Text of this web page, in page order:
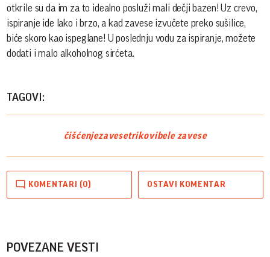
otkrile su da im za to idealno posluži mali dečji bazen! Uz crevo,
ispiranje ide lako i brzo, a kad zavese izvučete preko sušilice,
biće skoro kao ispeglane! U poslednju vodu za ispiranje, možete
dodati i malo alkoholnog sirćeta.
TAGOVI:
čišćenjezavesetrikovibele zavese
KOMENTARI (0) OSTAVI KOMENTAR
POVEZANE VESTI